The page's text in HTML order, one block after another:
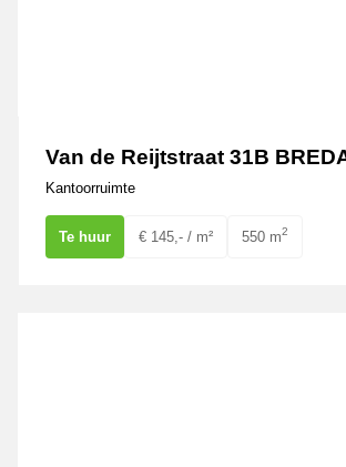
Van de Reijtstraat 31B
Kantoorruimte
Te huur € 145,- / m² 550 m2